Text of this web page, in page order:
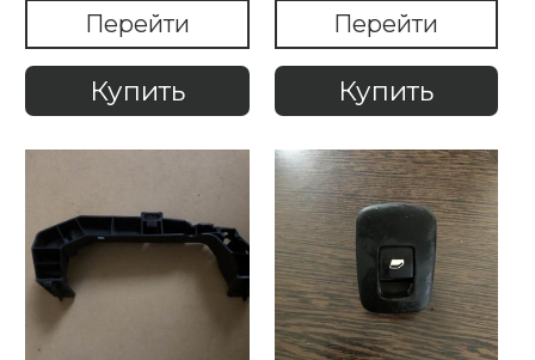
Перейти
Купить
Перейти
Купить